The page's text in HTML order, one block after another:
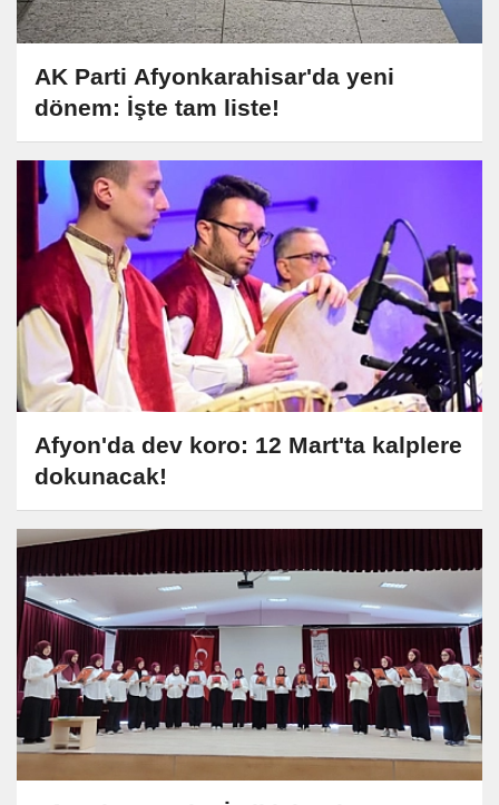
AK Parti Afyonkarahisar'da yeni
dönem: İşte tam liste!
Afyon'da dev koro: 12 Mart'ta kalplere
dokunacak!